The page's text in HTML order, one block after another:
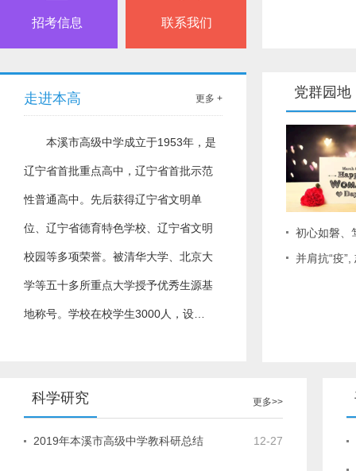
招考信息 联系我们
更多 +
走进本高
本溪市高级中学成立于1953年，是
辽宁省首批重点高中，辽宁省首批示范
性普通高中。先后获得辽宁省文明单
位、辽宁省德育特色学校、辽宁省文明
校园等多项荣誉。被清华大学、北京大
学等五十多所重点大学授予优秀生源基
地称号。学校在校学生3000人，设…
党群园地
初心如磐
并肩抗“疫
更多>>
科学研究
12-27
2019年本溪市高级中学教科研总结